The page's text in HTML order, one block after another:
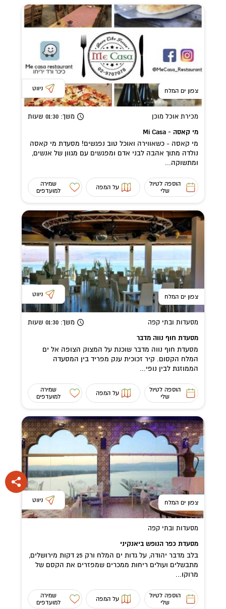
צפון ים המלח ניווט
מכירת אוכל מוכן משך: 01:30 שעות
מי קאסה - Mi Casa
מי קאסה - כשאווירה ואוכל טוב נפגשים! מסעדת מי קאסה
נולדה מתוך אהבה לבני אדם ומפגשים עם מגוון של אנשים,
ומתשוקה...
הוספה לטיול
שלי
על המפה
שמירה
למועדפים
צפון ים המלח ניווט
מסעדות ובתי קפה משך: 01:30 שעות
מסעדת חוף נווה מדבר
מסעדת חוף נווה מדבר שוכנת על המצוק הצופה אל ים
המלח הקסום. קיר זכוכית ענק מפריד בין המסעדה
הממוזגת לבין נופי...
הוספה לטיול
שלי
על המפה
שמירה
למועדפים
צפון ים המלח ניווט
מסעדות ובתי קפה
מסעדת כפר הנופש ביאנקיני
בלב מדבר יהודה, על גדות ים המלח ורק 25 דקות מירושלים,
מתבשלים ועולים ריחות ממכרים שמפזרים את הקסם של
מרוקו...
הוספה לטיול
שלי
על המפה
שמירה
למועדפים